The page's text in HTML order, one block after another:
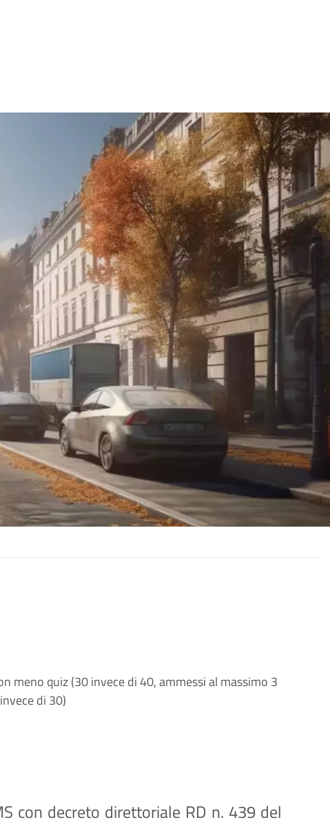
meno quiz (30 invece di 40, ammessi al massimo 3
di 30)
con decreto direttoriale RD n. 439 del